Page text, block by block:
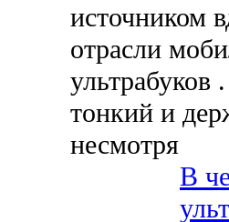
источником
отрасли
ультрабуков
тонкий и
несмотря
В